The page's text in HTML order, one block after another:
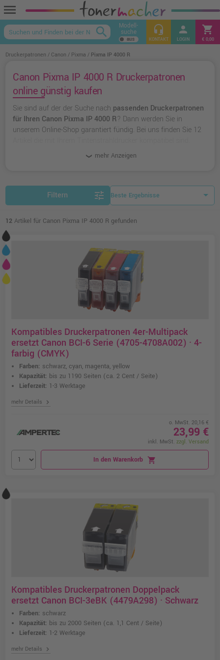
menu
keyboard_arrow_up
search Modell-
suche headset_mic
KONTAKT
person
LOGIN
shopping_cart
€ 0,00
Druckerpatronen Canon Pixma Pixma IP 4000 R
Canon Pixma IP 4000 R Druckerpatronen
online günstig kaufen
Sie sind auf der der Suche nach passenden Druckerpatronen
für Ihren Canon Pixma IP 4000 R? Dann werden Sie in
unserem Online-Shop garantiert fündig. Bei uns finden Sie 12
originalen Druckerpatronen von Canon
unserer Hausmarke Ampertec
mehr Anzeigen
Filtern tune
12 Artikel für Canon Pixma IP 4000 R gefunden
Kompatibles Druckerpatronen 4er-Multipack
ersetzt Canon BCI-6 Serie (4705-4708A002) · 4-
farbig (CMYK)
Farben: schwarz, cyan, magenta, yellow
Kapazität: bis zu 1190 Seiten (ca. 2 Cent / Seite)
Lieferzeit: 1-3 Werktage
mehr Details chevron_right
o. MwSt. 20,16 €
23,99 €
inkl. MwSt. zzgl. Versand
In den Warenkorb shopping_cart
Kompatibles Druckerpatronen Doppelpack
ersetzt Canon BCI-3eBK (4479A298) · Schwarz
Farben: schwarz
Kapazität: bis zu 2000 Seiten (ca. 1,1 Cent / Seite)
Lieferzeit: 1-2 Werktage
mehr Details chevron_right